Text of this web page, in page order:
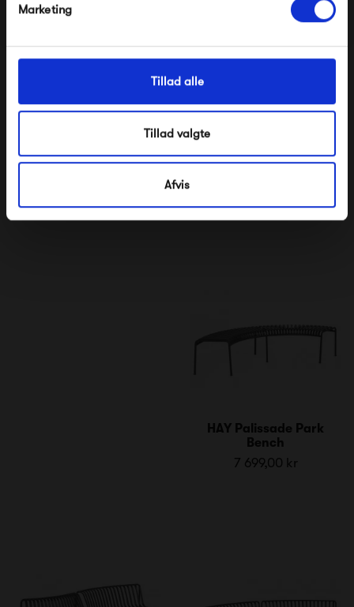
Marketing
Tillad alle
Tillad valgte
Afvis
Fermob Louisiane Bench
200
Fatboy Toní Bankski
HAY Palissade Park
Bench
7 699,00 kr